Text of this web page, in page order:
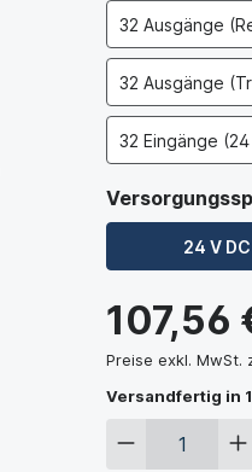
107,56
Preise exkl. MwSt.
Versandfertig in
32 Ausgänge
32 Ausgänge
32 Eingänge (24
24 V DC